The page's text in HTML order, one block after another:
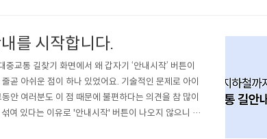
를 시작합니다.
교통 길찾기 화면에서 왜 갑자기 ‘안내시작’ 버튼이
곧 아쉬운 점이 하나 있었어요. 기술적인 문제로 아이
안 여러분도 이 점 때문에 불편하다는 의견을 참 많이
여 있다는 이유로 '안내시작' 버튼이 나오지 않으니 얼
히 기다려 주신 여러분들께 감사한 마음을 담아, 이번